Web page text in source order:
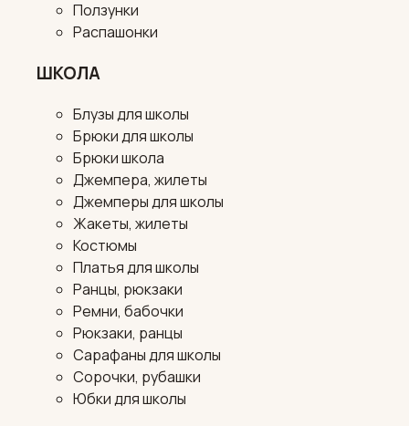
Ползунки
Распашонки
ШКОЛА
Блузы для школы
Брюки для школы
Брюки школа
Джемпера, жилеты
Джемперы для школы
Жакеты, жилеты
Костюмы
Платья для школы
Ранцы, рюкзаки
Ремни, бабочки
Рюкзаки, ранцы
Сарафаны для школы
Сорочки, рубашки
Юбки для школы